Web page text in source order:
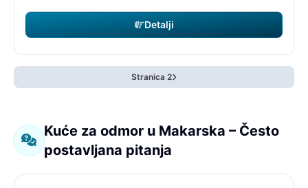
Detalji
Stranica 2
Kuće za odmor u Makarska – Često
postavljana pitanja